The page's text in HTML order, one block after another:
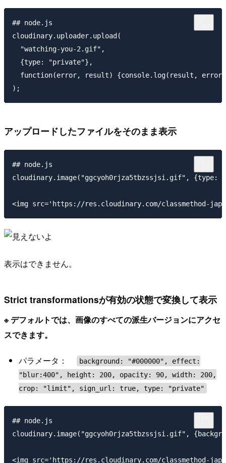
## node.js
cloudinary.uploader.upload(
  "watching-you-2.gif",
  {type: "private"},
function(error, result) {console.log(result,
アップロードしたファイルをそのまま表示
## node.js
cloudinary.image("ggcyoh0rjza5tbzssjsi.gif", {type:
表示はできません。
Strict transformationsが有効の状態で変換して表示
※ デフォルトでは、画像のすべての派生バージョンにアクセ
スできます。
パラメータ：
background: "#000000", effect:
"blur:400", height: 200, opacity: 90, width: 200,
crop: "limit", sign_url: true, type: "private"
## node.js
cloudinary.image("ggcyoh0rjza5tbzssjsi.gif",